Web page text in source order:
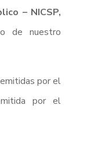
– NICSP,
de nuestro
emitidas por el
por el